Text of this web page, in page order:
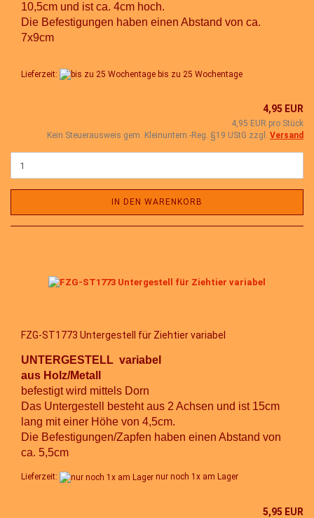
10,5cm und ist ca. 4cm hoch.
Die Befestigungen haben einen Abstand von ca.
7x9cm
Lieferzeit: bis zu 25 Wochentage
4,95 EUR
4,95 EUR pro Stück
Kein Steuerausweis gem. Kleinuntern.-Reg. §19 UStG zzgl. Versand
IN DEN WARENKORB
FZG-ST1773 Untergestell für Ziehtier variabel
UNTERGESTELL variabel
aus Holz/Metall
befestigt wird mittels Dorn
Das Untergestell besteht aus 2 Achsen und ist 15cm
lang mit einer Höhe von 4,5cm.
Die Befestigungen/Zapfen haben einen Abstand von
ca. 5,5cm
Lieferzeit: nur noch 1x am Lager
5,95 EUR